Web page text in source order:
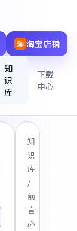
知
识
库
下载
中心
淘 淘宝店铺
知
识
库
/
前
言-
必